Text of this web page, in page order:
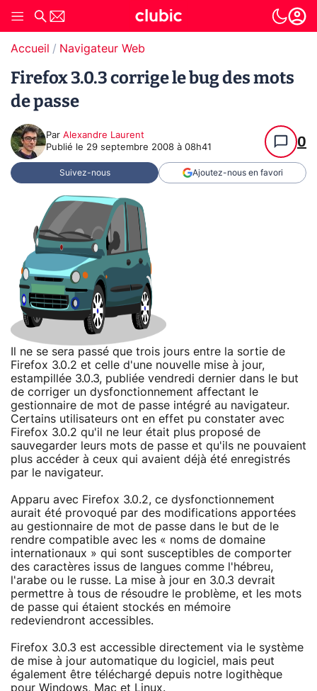
Accueil Navigateur Web
Firefox 3.0.3 corrige le bug des mots
de passe
Par Alexandre Laurent
Publié le 29 septembre 2008 à 08h41 0
Suivez-nous Ajoutez-nous en favori
Il ne se sera passé que trois jours entre la sortie de
Firefox 3.0.2 et celle d'une nouvelle mise à jour,
estampillée 3.0.3, publiée vendredi dernier dans le but
de corriger un dysfonctionnement affectant le
gestionnaire de mot de passe intégré au navigateur.
Certains utilisateurs ont en effet pu constater avec
Firefox 3.0.2 qu'il ne leur était plus proposé de
sauvegarder leurs mots de passe et qu'ils ne pouvaient
plus accéder à ceux qui avaient déjà été enregistrés
par le navigateur.
Apparu avec Firefox 3.0.2, ce dysfonctionnement
aurait été provoqué par des modifications apportées
au gestionnaire de mot de passe dans le but de le
rendre compatible avec les « noms de domaine
internationaux » qui sont susceptibles de comporter
des caractères issus de langues comme l'hébreu,
l'arabe ou le russe. La mise à jour en 3.0.3 devrait
permettre à tous de résoudre le problème, et les mots
de passe qui étaient stockés en mémoire
redeviendront accessibles.
Firefox 3.0.3 est accessible directement via le système
de mise à jour automatique du logiciel, mais peut
également être téléchargé depuis notre logithèque
pour Windows, Mac et Linux.